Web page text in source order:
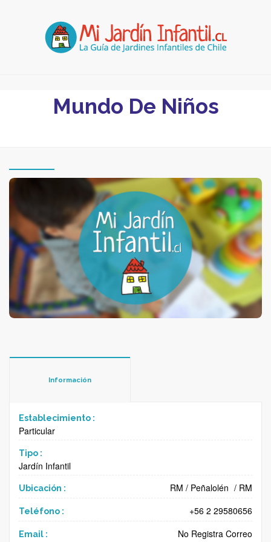
Mundo De Niños
Información
Establecimiento :
Particular
Tipo :
Jardín Infantil
Ubicación : RM / Peñalolén / RM
Teléfono : +56 2 29580656
Email : No Registra Correo